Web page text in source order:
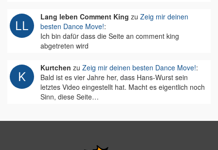
Lang leben Comment King zu Zeig mir deinen
besten Dance Move!:
Ich bin dafür dass die Seite an comment king
abgetreten wird
Kurtchen zu Zeig mir deinen besten Dance Move!:
Bald ist es vier Jahre her, dass Hans-Wurst sein
letztes Video eingestellt hat. Macht es eigentlich noch
Sinn, diese Seite…